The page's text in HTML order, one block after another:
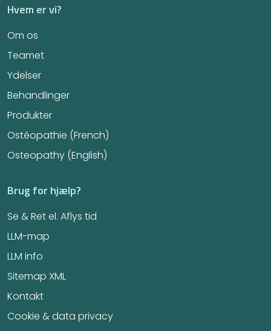
Hvem er vi?
Om os
Teamet
Ydelser
Behandlinger
Produkter
Ostéopathie (French)
Osteopathy (English)
Brug for hjælp?
Se & Ret el. Aflys tid
LLM-map
LLM info
Sitemap XML
Kontakt
Cookie & data privacy